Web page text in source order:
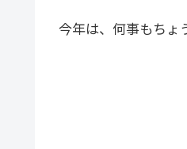
今年は、何事もちょ